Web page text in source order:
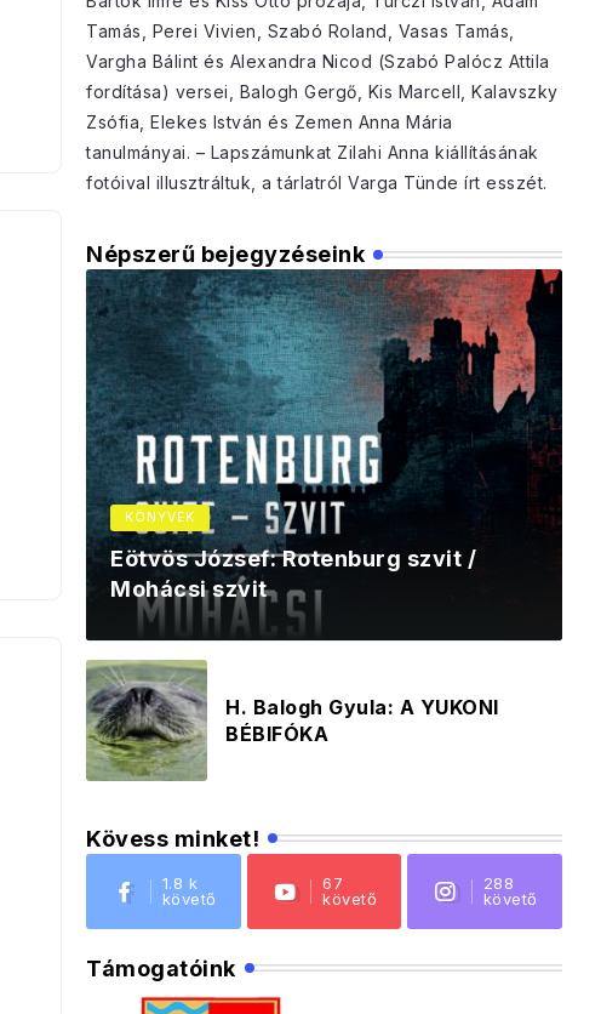
Tamás, Perei Vivien, Szabó Roland, Vasas Tamás,
Vargha Bálint és Alexandra Nicod (Szabó Palócz Attila
fordítása) versei, Balogh Gergő, Kis Marcell, Kalavszky
Zsófia, Elekes István és Zemen Anna Mária
tanulmányai. – Lapszámunkat Zilahi Anna kiállításának
fotóival illusztráltuk, a tárlatról Varga Tünde írt esszét.
Népszerű bejegyzéseink
KÖNYVEK
Eötvös József: Rotenburg szvit /
Mohácsi szvit
H. Balogh Gyula: A YUKONI
BÉBIFÓKA
Kövess minket!
1.8 k
követő
67
követő
288
követő
Támogatóink